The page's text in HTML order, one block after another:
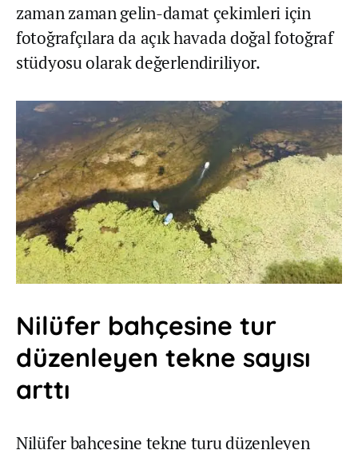
zaman zaman gelin-damat çekimleri için
fotoğrafçılara da açık havada doğal fotoğraf
stüdyosu olarak değerlendiriliyor.
Nilüfer bahçesine tur
düzenleyen tekne sayısı
arttı
Nilüfer bahçesine tekne turu düzenleyen